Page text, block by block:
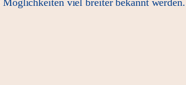
Möglichkeiten viel breiter bekannt werden.